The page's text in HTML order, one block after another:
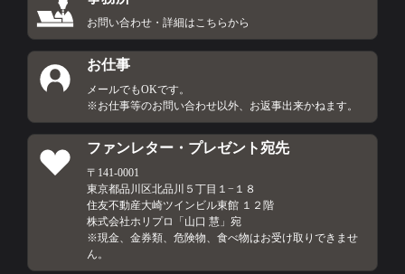
お問い合わせ・詳細はこちらから
お仕事
メールでもOKです。
※お仕事等のお問い合わせ以外、お返事出来かねます。
ファンレター・プレゼント宛先
〒141-0001
東京都品川区北品川５丁目１−１８
住友不動産大崎ツインビル東館 １２階
株式会社ホリプロ「山口 慧」宛
※現金、金券類、危険物、食べ物はお受け取りできませ
ん。